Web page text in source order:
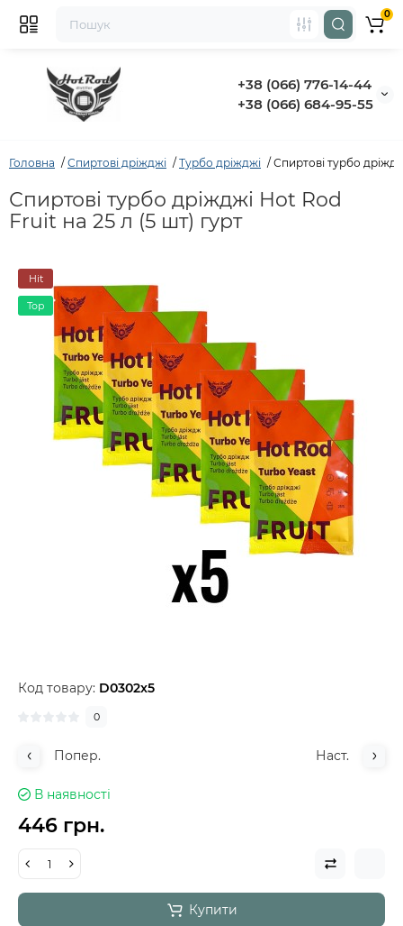
+38 (066) 776-14-44
‭+38 (066) 684-95-55‬
0
Головна Спиртові дріжджі Турбо дріжджі Спиртові турбо
Спиртові турбо дріжджі Hot Rod
Fruit на 25 л (5 шт) гурт
Hit
Top
Код товару: D0302x5
0
Попер. Наст.
В наявності
446 грн.
Купити